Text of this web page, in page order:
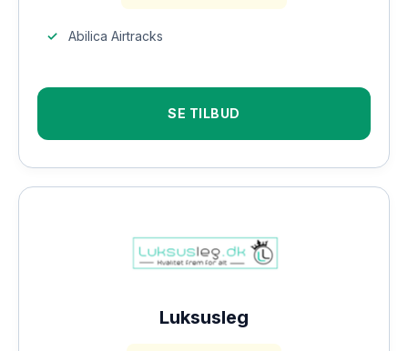
Abilica Airtracks
SE TILBUD
Luksusleg